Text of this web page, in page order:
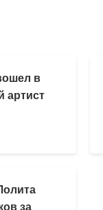
в
артист
за